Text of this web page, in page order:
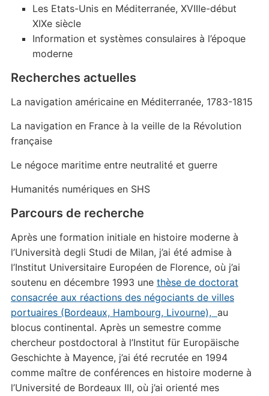
Les Etats-Unis en Méditerranée, XVIIIe-début
XIXe siècle
Information et systèmes consulaires à l’époque
moderne
Recherches actuelles
La navigation américaine en Méditerranée, 1783-1815
La navigation en France à la veille de la Révolution
française
Le négoce maritime entre neutralité et guerre
Humanités numériques en SHS
Parcours de recherche
Après une formation initiale en histoire moderne à
l’Università degli Studi de Milan, j’ai été admise à
l’Institut Universitaire Européen de Florence, où j’ai
soutenu en décembre 1993 une thèse de doctorat
consacrée aux réactions des négociants de villes
portuaires (Bordeaux, Hambourg, Livourne), au
blocus continental. Après un semestre comme
chercheur postdoctoral à l’Institut für Europäische
Geschichte à Mayence, j’ai été recrutée en 1994
comme maître de conférences en histoire moderne à
l’Université de Bordeaux III, où j’ai orienté mes